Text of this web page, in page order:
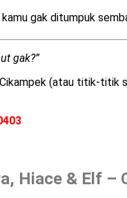
kamu gak ditumpuk
gak?”
(atau titik-titik
Hiace & Elf –